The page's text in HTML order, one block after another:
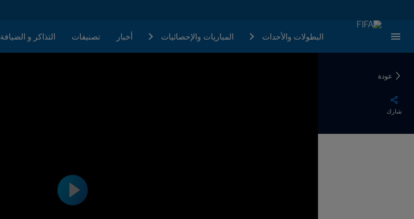
البطولات والأحدات المباريات والإحصائيات أخبار تصنيفات التذاكر و الضيافة
عودة
شارك